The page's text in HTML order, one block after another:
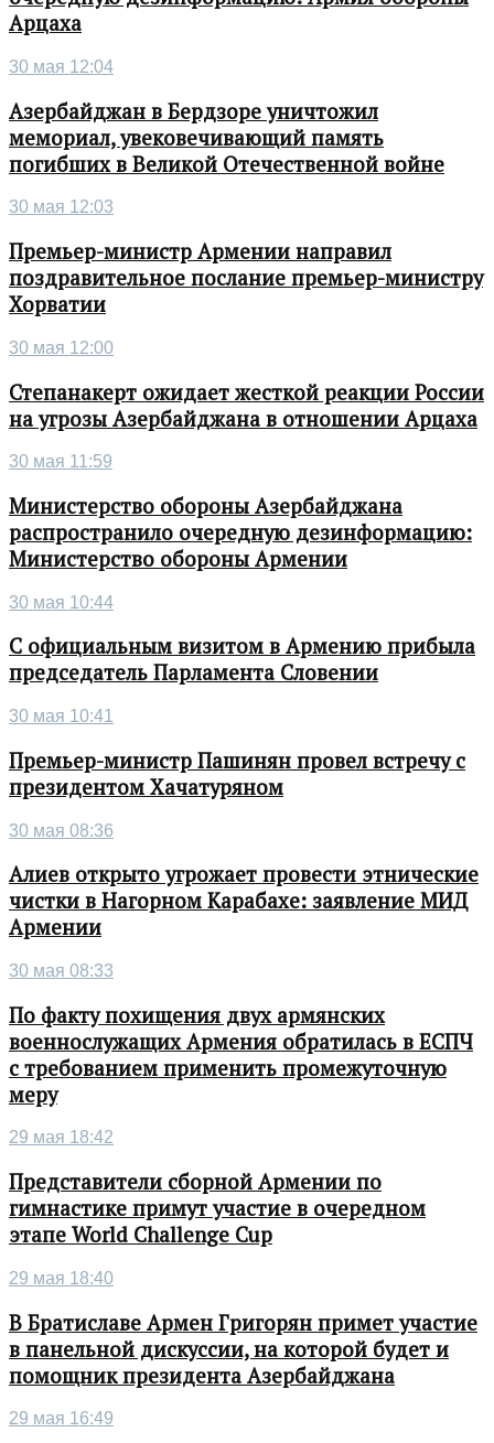
Арцаха
30 мая 12:04
Азербайджан в Бердзоре уничтожил
мемориал, увековечивающий память
погибших в Великой Отечественной войне
30 мая 12:03
Премьер-министр Армении направил
поздравительное послание премьер-министру
Хорватии
30 мая 12:00
Степанакерт ожидает жесткой реакции России
на угрозы Азербайджана в отношении Арцаха
30 мая 11:59
Министерство обороны Азербайджана
распространило очередную дезинформацию:
Министерство обороны Армении
30 мая 10:44
С официальным визитом в Армению прибыла
председатель Парламента Словении
30 мая 10:41
Премьер-министр Пашинян провел встречу с
президентом Хачатуряном
30 мая 08:36
Алиев открыто угрожает провести этнические
чистки в Нагорном Карабахе: заявление МИД
Армении
30 мая 08:33
По факту похищения двух армянских
военнослужащих Армения обратилась в ЕСПЧ
с требованием применить промежуточную
меру
29 мая 18:42
Представители сборной Армении по
гимнастике примут участие в очередном
этапе World Challenge Cup
29 мая 18:40
В Братиславе Армен Григорян примет участие
в панельной дискуссии, на которой будет и
помощник президента Азербайджана
29 мая 16:49